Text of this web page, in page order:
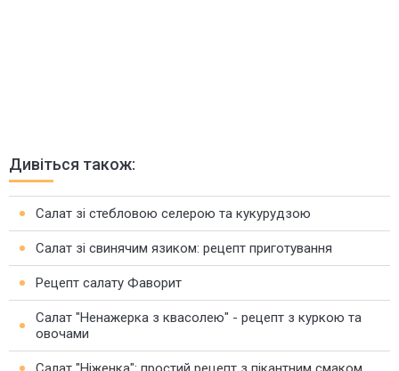
Дивіться також:
Салат зі стебловою селерою та кукурудзою
Салат зі свинячим язиком: рецепт приготування
Рецепт салату Фаворит
Салат "Ненажерка з квасолею" - рецепт з куркою та
овочами